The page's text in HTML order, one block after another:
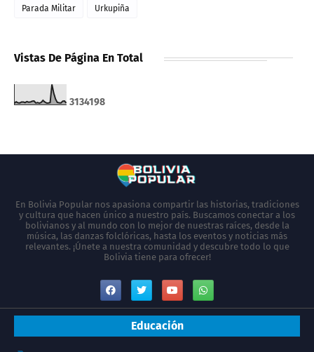
Parada Militar Urkupiña
Vistas De Página En Total
3134198
En Bolivia Popular nos apasiona compartir las historias, tradiciones
y cultura que hacen único a nuestro país. Buscamos conectar a los
bolivianos y al mundo con lo mejor de nuestras raíces, desde la
música, las danzas folclóricas, hasta los eventos y noticias más
relevantes. ¡Únete a nuestra comunidad y descubre todo lo que
Bolivia tiene para ofrecer!
Educación